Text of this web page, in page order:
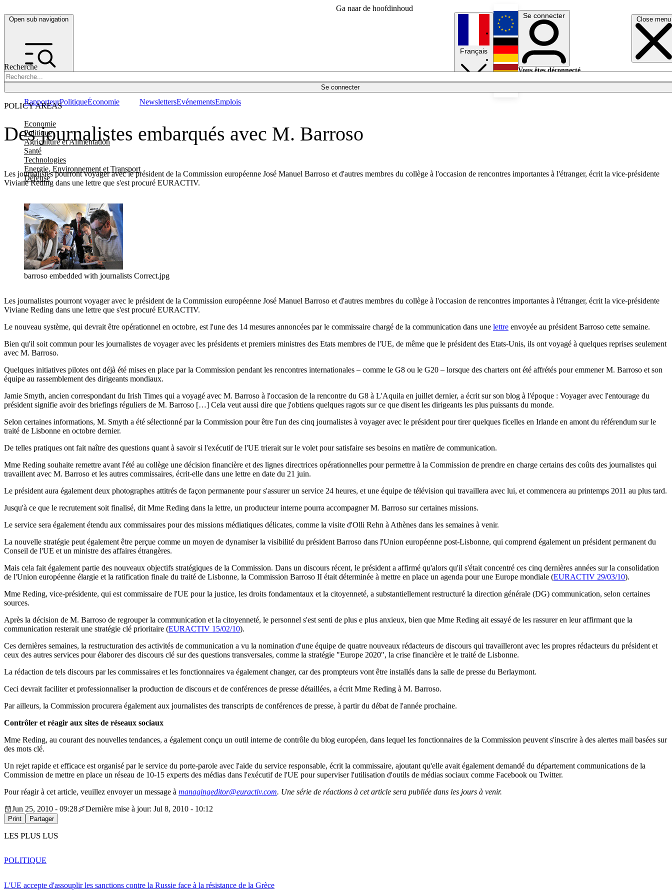
Ga naar de hoofdinhoud
Open sub navigation Close menu
Recherche
Se connecter
POLICY AREAS
Economie
Politique
Agriculture et Alimentation
Santé
Technologies
Energie, Environnement et Transport
Défense
RapporteurPolitiqueÉconomie NewslettersEvénementsEmplois
Français
English
Deutsch
Se connecter
Vous êtes déconnecté.
Des journalistes embarqués avec M. Barroso
Les journalistes pourront voyager avec le président de la Commission européenne José Manuel Barroso et d'autres membres du collège à l'occasion de rencontres importantes à l'étranger, écrit la vice-présidente
Viviane Reding dans une lettre que s'est procuré EURACTIV.
barroso embedded with journalists Correct.jpg
Les journalistes pourront voyager avec le président de la Commission européenne José Manuel Barroso et d'autres membres du collège à l'occasion de rencontres importantes à l'étranger, écrit la vice-présidente
Viviane Reding dans une lettre que s'est procuré EURACTIV.
Le nouveau système, qui devrait être opérationnel en octobre, est l'une des 14 mesures annoncées par le commissaire chargé de la communication dans une lettre envoyée au président Barroso cette semaine.
Bien qu'il soit commun pour les journalistes de voyager avec les présidents et premiers ministres des Etats membres de l'UE, de même que le président des Etats-Unis, ils ont voyagé à quelques reprises seulement
avec M. Barroso.
Quelques initiatives pilotes ont déjà été mises en place par la Commission pendant les rencontres internationales – comme le G8 ou le G20 – lorsque des charters ont été affrétés pour emmener M. Barroso et son
équipe au rassemblement des dirigeants mondiaux.
Jamie Smyth, ancien correspondant du Irish Times qui a voyagé avec M. Barroso à l'occasion de la rencontre du G8 à L'Aquila en juillet dernier, a écrit sur son blog à l'époque : Voyager avec l'entourage du
président signifie avoir des briefings réguliers de M. Barroso […] Cela veut aussi dire que j'obtiens quelques ragots sur ce que disent les dirigeants les plus puissants du monde.
Selon certaines informations, M. Smyth a été sélectionné par la Commission pour être l'un des cinq journalistes à voyager avec le président pour tirer quelques ficelles en Irlande en amont du référendum sur le
traité de Lisbonne en octobre dernier.
De telles pratiques ont fait naître des questions quant à savoir si l'exécutif de l'UE trierait sur le volet pour satisfaire ses besoins en matière de communication.
Mme Reding souhaite remettre avant l'été au collège une décision financière et des lignes directrices opérationnelles pour permettre à la Commission de prendre en charge certains des coûts des journalistes qui
travaillent avec M. Barroso et les autres commissaires, écrit-elle dans une lettre en date du 21 juin.
Le président aura également deux photographes attitrés de façon permanente pour s'assurer un service 24 heures, et une équipe de télévision qui travaillera avec lui, et commencera au printemps 2011 au plus tard.
Jusqu'à ce que le recrutement soit finalisé, dit Mme Reding dans la lettre, un producteur interne pourra accompagner M. Barroso sur certaines missions.
Le service sera également étendu aux commissaires pour des missions médiatiques délicates, comme la visite d'Olli Rehn à Athènes dans les semaines à venir.
La nouvelle stratégie peut également être perçue comme un moyen de dynamiser la visibilité du président Barroso dans l'Union européenne post-Lisbonne, qui comprend également un président permanent du
Conseil de l'UE et un ministre des affaires étrangères.
Mais cela fait également partie des nouveaux objectifs stratégiques de la Commission. Dans un discours récent, le président a affirmé qu'alors qu'il s'était concentré ces cinq dernières années sur la consolidation
de l'Union européenne élargie et la ratification finale du traité de Lisbonne, la Commission Barroso II était déterminée à mettre en place un agenda pour une Europe mondiale (EURACTIV 29/03/10).
Mme Reding, vice-présidente, qui est commissaire de l'UE pour la justice, les droits fondamentaux et la citoyenneté, a substantiellement restructuré la direction générale (DG) communication, selon certaines
sources.
Après la décision de M. Barroso de regrouper la communication et la citoyenneté, le personnel s'est senti de plus e plus anxieux, bien que Mme Reding ait essayé de les rassurer en leur affirmant que la
communication resterait une stratégie clé prioritaire (EURACTIV 15/02/10).
Ces dernières semaines, la restructuration des activités de communication a vu la nomination d'une équipe de quatre nouveaux rédacteurs de discours qui travailleront avec les propres rédacteurs du président et
ceux des autres services pour élaborer des discours clé sur des questions transversales, comme la stratégie "Europe 2020", la crise financière et le traité de Lisbonne.
La rédaction de tels discours par les commissaires et les fonctionnaires va également changer, car des prompteurs vont être installés dans la salle de presse du Berlaymont.
Ceci devrait faciliter et professionnaliser la production de discours et de conférences de presse détaillées, a écrit Mme Reding à M. Barroso.
Par ailleurs, la Commission procurera également aux journalistes des transcripts de conférences de presse, à partir du débat de l'année prochaine.
Contrôler et réagir aux sites de réseaux sociaux
Mme Reding, au courant des nouvelles tendances, a également conçu un outil interne de contrôle du blog européen, dans lequel les fonctionnaires de la Commission peuvent s'inscrire à des alertes mail basées sur
des mots clé.
Un rejet rapide et efficace est organisé par le service du porte-parole avec l'aide du service responsable, écrit la commissaire, ajoutant qu'elle avait également demandé du département communications de la
Commission de mettre en place un réseau de 10-15 experts des médias dans l'exécutif de l'UE pour superviser l'utilisation d'outils de médias sociaux comme Facebook ou Twitter.
Pour réagir à cet article, veuillez envoyer un message à managingeditor@euractiv.com. Une série de réactions à cet article sera publiée dans les jours à venir.
Jun 25, 2010 - 09:28
Dernière mise à jour: Jul 8, 2010 - 10:12
Print Partager
LES PLUS LUS
L'UE accepte d'assouplir les sanctions contre la Russie face à la résistance de la Grèce
POLITIQUE